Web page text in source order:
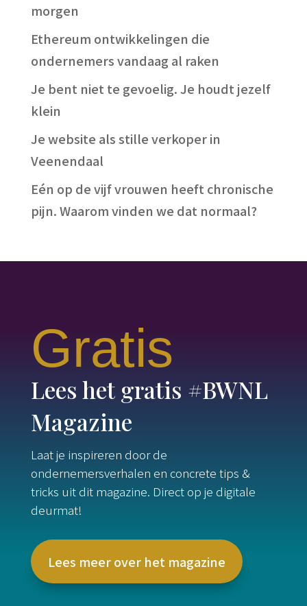
morgen
Ethereum ontwikkelingen die
ondernemers vandaag al raken
Je bent niet te gevoelig. Je houdt jezelf
klein
Je website als stille verkoper in
Veenendaal
Eén op de vijf vrouwen heeft chronische
pijn. Waarom vinden we dat normaal?
Gratis
Lees het gratis #BWNL
Magazine
Laat je inspireren door de
ondernemersverhalen en concrete tips &
tricks uit dit magazine. Direct op je digitale
deurmat!
Lees meer over het magazine